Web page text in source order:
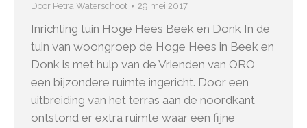
Door Petra Waterschoot 29 mei 2017
Inrichting tuin Hoge Hees Beek en Donk In de
tuin van woongroep de Hoge Hees in Beek en
Donk is met hulp van de Vrienden van ORO
een bijzondere ruimte ingericht. Door een
uitbreiding van het terras aan de noordkant
ontstond er extra ruimte waar een fijne